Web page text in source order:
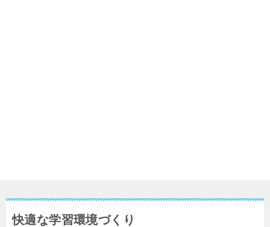
快適な学習環境づくり